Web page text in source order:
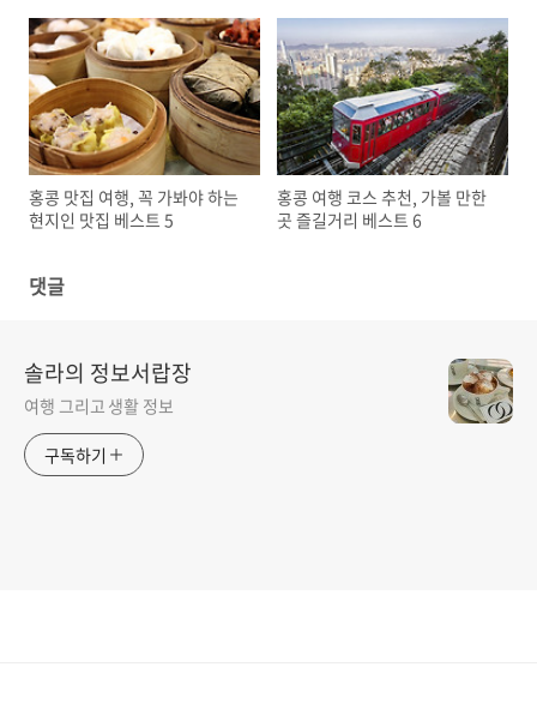
홍콩 맛집 여행, 꼭 가봐야 하는
현지인 맛집 베스트 5
홍콩 여행 코스 추천, 가볼 만한
곳 즐길거리 베스트 6
댓글
솔라의 정보서랍장
여행 그리고 생활 정보
구독하기